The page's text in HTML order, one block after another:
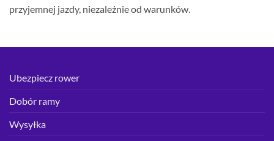
przyjemnej jazdy, niezależnie od warunków.
Ubezpiecz rower
Dobór ramy
Wysyłka